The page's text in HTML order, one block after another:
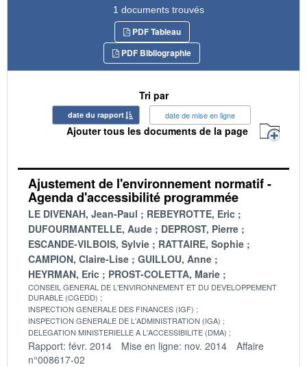
1 documents trouvés
PDF Tableau
PDF Bibliographie
Tri par
date du rapport date de mise en ligne
Ajouter tous les documents de la page
Ajustement de l'environnement normatif -
Agenda d'accessibilité programmée
LE DIVENAH, Jean-Paul
REBEYROTTE, Eric
DUFOURMANTELLE, Aude
DEPROST, Pierre
ESCANDE-VILBOIS, Sylvie
RATTAIRE, Sophie
CAMPION, Claire-Lise
GUILLOU, Anne
HEYRMAN, Eric
PROST-COLETTA, Marie
CONSEIL GENERAL DE L'ENVIRONNEMENT ET DU DEVELOPPEMENT
DURABLE (CGEDD)
INSPECTION GENERALE DES FINANCES (IGF)
INSPECTION GENERALE DE L'ADMINISTRATION (IGA)
DELEGATION MINISTERIELLE A L'ACCESSIBILITE (DMA)
Rapport: févr. 2014 Mise en ligne: nov. 2014
Affaire
n°008617-02